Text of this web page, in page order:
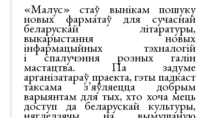
«Малус» стаў вынікам пошуку
новых фарматаў для сучаснай
беларускай літаратуры,
выкарыстання новых
інфармацыйных тэхналогій
і спалучэння розных галін
мастацтва. Па задуме
арганізатараў праекта, гэты падкаст
таксама з’яўляецца добрым
варыянтам для тых, хто хоча мець
доступ да беларускай культуры,